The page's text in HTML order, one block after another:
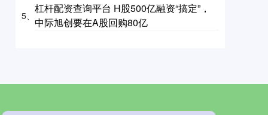
5、
杠杆配资查询平台 H股500亿融资“搞定”，
中际旭创要在A股回购80亿